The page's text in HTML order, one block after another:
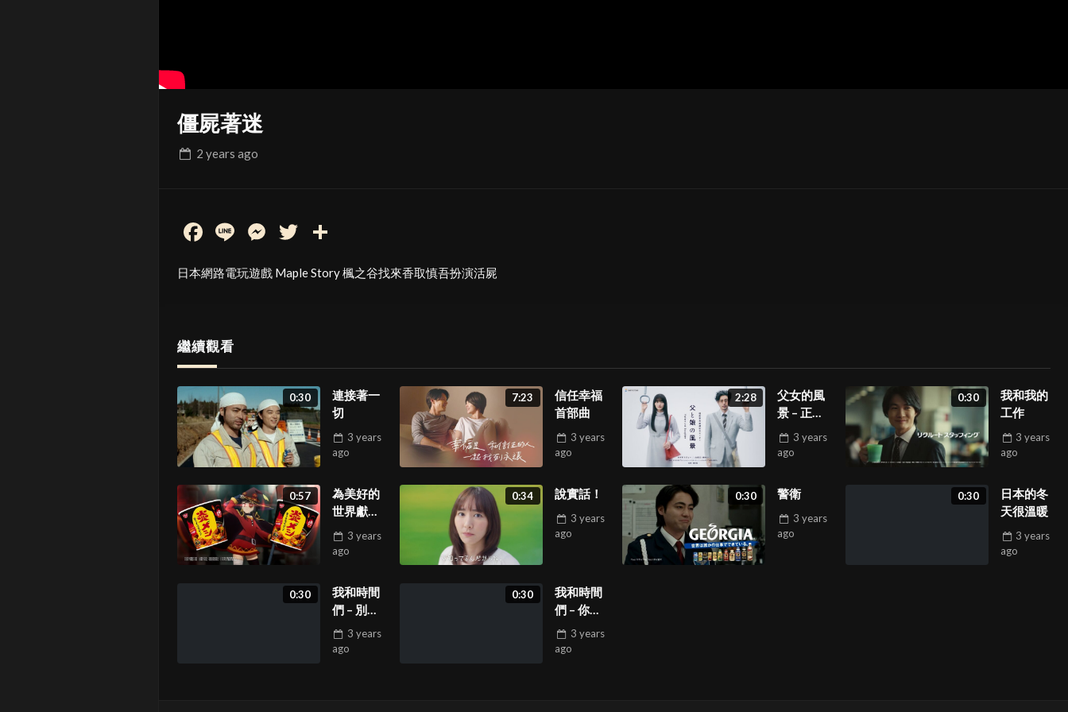
僵屍著迷
2 years ago
Facebook
LineMessenger
Twitter
日本網路電玩遊戲 Maple Story 楓之谷找來香取慎吾扮演活屍
繼續觀看
0:30
連接著一
切
3 years
ago
7:23
信任幸福
首部曲
3 years
ago
2:28
父女的風
景 – 正片
&花絮3 years
ago
0:30
我和我的
工作
3 years
ago
0:57
為美好的
世界獻上
祝福！3 years
ago
0:34 說實話！
3 years
ago
0:30 警衛
3 years
ago
0:30
日本的冬
天很溫暖
3 years
ago
0:30
我和時間
們 – 別追
上來啊3 years
ago
0:30
我和時間
們 – 你太
慢啦3 years
ago